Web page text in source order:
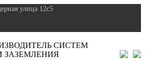
улица 12с5
СИСТЕМ